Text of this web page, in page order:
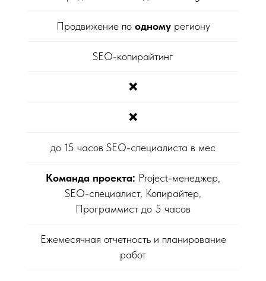
Продвижение по одному региону
SEO-копирайтинг
❌
❌
до 15 часов SEO-специалиста в мес
Команда проекта: Project-менеджер,
SEO-специалист, Копирайтер,
Программист до 5 часов
Ежемесячная отчетность и планирование
работ